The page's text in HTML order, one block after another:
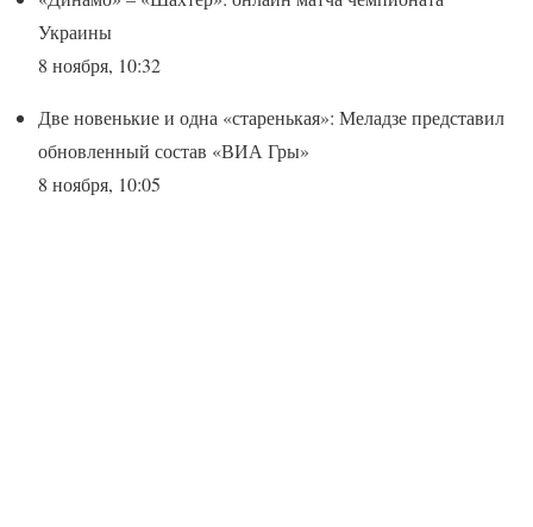
Украины
8 ноября, 10:32
Две новенькие и одна «старенькая»: Меладзе представил
обновленный состав «ВИА Гры»
8 ноября, 10:05